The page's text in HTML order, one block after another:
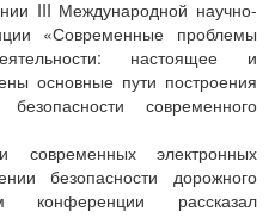
III Международной научно-
«Современные проблемы
настоящее и
основные пути построения
современного
электронных
безопасности дорожного
конференции рассказал